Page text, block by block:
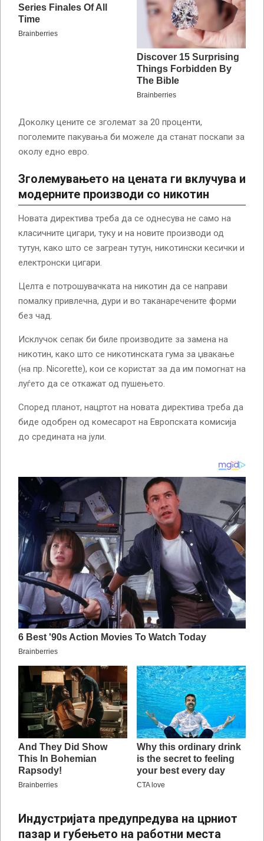
Доколку цените се зголемат за 20 проценти,
поголемите пакувања би можеле да станат поскапи за
околу едно евро.
Зголемувањето на цената ги вклучува и
модерните производи со никотин
Новата директива треба да се однесува не само на
класичните цигари, туку и на новите производи од
тутун, како што се загреан тутун, никотински кесички и
електронски цигари.
Целта е потрошувачката на никотин да се направи
помалку привлечна, дури и во таканаречените форми
без чад.
Исклучок сепак би биле производите за замена на
никотин, како што се никотинската гума за џвакање
(на пр. Nicorette), кои се користат за да им помогнат на
луѓето да се откажат од пушењето.
Според планот, нацртот на новата директива треба да
биде одобрен од комесарот на Европската комисија
до средината на јули.
Индустријата предупредува на црниот
пазар и губењето на работни места